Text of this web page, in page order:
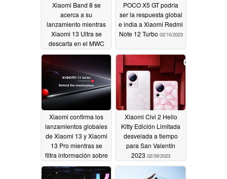
Xiaomi Band 8 se
acerca a su
lanzamiento mientras
Xiaomi 13 Ultra se
descarta en el MWC
por un leaker02/11/2023
POCO X5 GT podría
ser la respuesta global
e india a Xiaomi Redmi
Note 12 Turbo 02/10/2023
Xiaomi confirma los
lanzamientos globales
de Xiaomi 13 y Xiaomi
13 Pro mientras se
filtra información sobre
la carga de Xiaomi 13
Ultra 02/09/2023
Xiaomi Civi 2 Hello
Kitty Edición Limitada
desvelada a tiempo
para San Valentín
2023 02/09/2023